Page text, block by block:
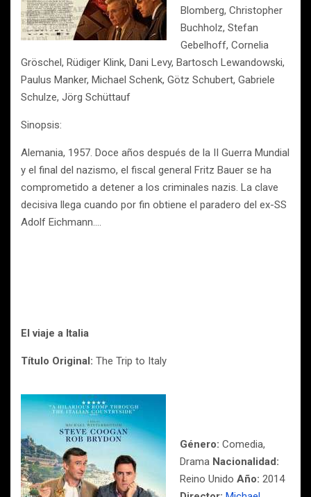
Blomberg, Christopher
Buchholz, Stefan
Gebelhoff, Cornelia
Gröschel, Rüdiger Klink, Dani Levy, Bartosch Lewandowski,
Paulus Manker, Michael Schenk, Götz Schubert, Gabriele
Schulze, Jörg Schüttauf
Sinopsis:
Alemania, 1957. Doce años después de la II Guerra Mundial
y el final del nazismo, el fiscal general Fritz Bauer se ha
comprometido a detener a los criminales nazis. La clave
decisiva llega cuando por fin obtiene el paradero del ex-SS
Adolf Eichmann….
El viaje a Italia
Título Original: The Trip to Italy
Género: Comedia,
Drama Nacionalidad:
Reino Unido Año: 2014